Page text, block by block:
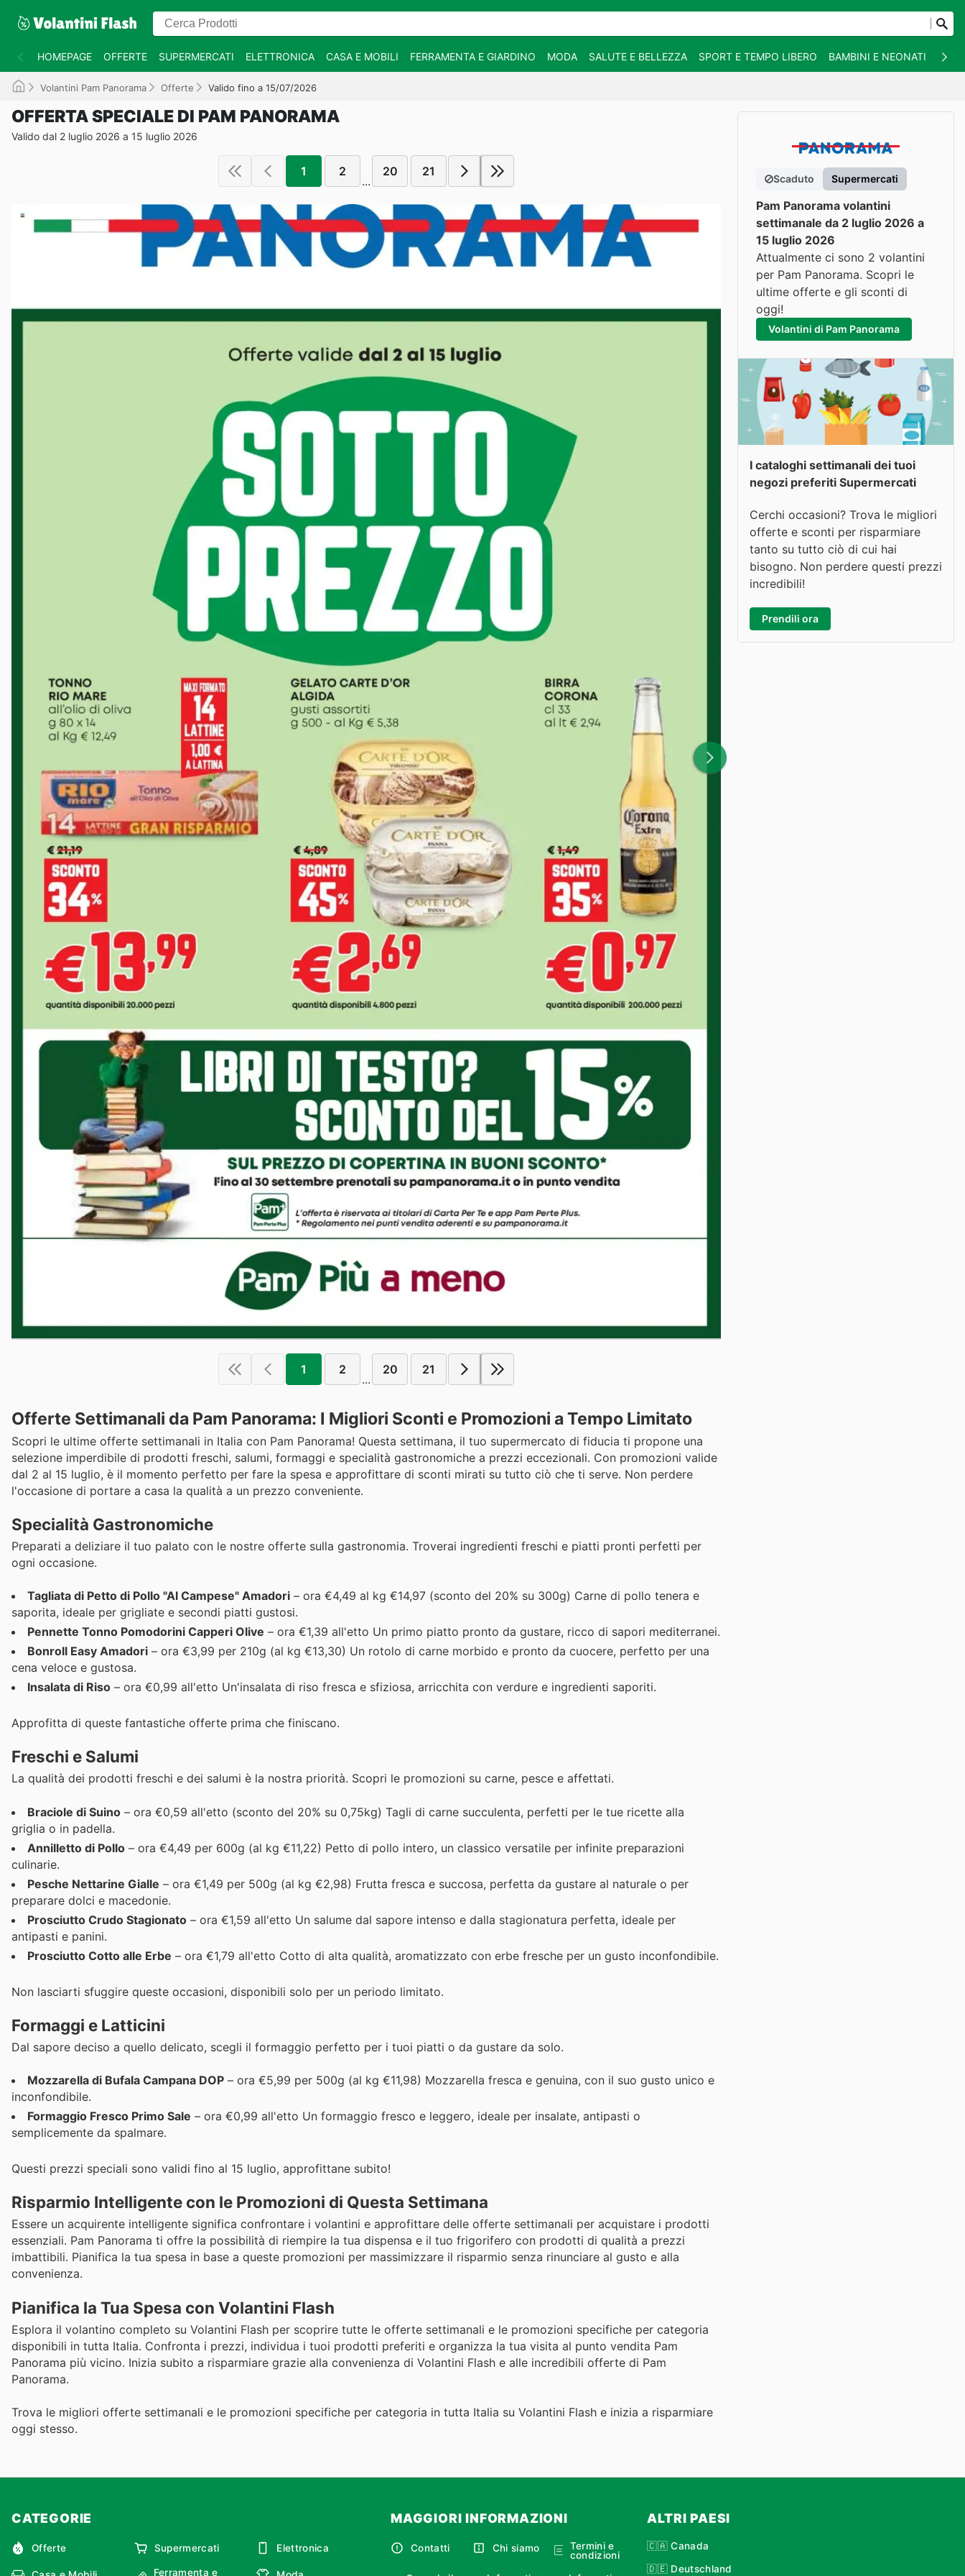
HOMEPAGE OFFERTE SUPERMERCATI ELETTRONICA CASA E MOBILI FERRAMENTA E GIARDINO MODA SALUTE E BELLEZZA SPORT E TEMPO LIBERO BAMBINI E NEONATI
Volantini Pam Panorama Offerte Valido fino a 15/07/2026
OFFERTA SPECIALE DI PAM PANORAMA
Valido dal 2 luglio 2026 a 15 luglio 2026
1 2
...
20 21
1 2
...
20 21
Offerte Settimanali da Pam Panorama: I Migliori Sconti e Promozioni a Tempo Limitato
Scopri le ultime offerte settimanali in Italia con Pam Panorama! Questa settimana, il tuo supermercato di fiducia ti propone una
selezione imperdibile di prodotti freschi, salumi, formaggi e specialità gastronomiche a prezzi eccezionali. Con promozioni valide
dal 2 al 15 luglio, è il momento perfetto per fare la spesa e approfittare di sconti mirati su tutto ciò che ti serve. Non perdere
l'occasione di portare a casa la qualità a un prezzo conveniente.
Specialità Gastronomiche
Preparati a deliziare il tuo palato con le nostre offerte sulla gastronomia. Troverai ingredienti freschi e piatti pronti perfetti per
ogni occasione.
Tagliata di Petto di Pollo "Al Campese" Amadori – ora €4,49 al kg €14,97 (sconto del 20% su 300g) Carne di pollo tenera e
saporita, ideale per grigliate e secondi piatti gustosi.
Pennette Tonno Pomodorini Capperi Olive – ora €1,39 all'etto Un primo piatto pronto da gustare, ricco di sapori mediterranei.
Bonroll Easy Amadori – ora €3,99 per 210g (al kg €13,30) Un rotolo di carne morbido e pronto da cuocere, perfetto per una
cena veloce e gustosa.
Insalata di Riso – ora €0,99 all'etto Un'insalata di riso fresca e sfiziosa, arricchita con verdure e ingredienti saporiti.
Approfitta di queste fantastiche offerte prima che finiscano.
Freschi e Salumi
La qualità dei prodotti freschi e dei salumi è la nostra priorità. Scopri le promozioni su carne, pesce e affettati.
Braciole di Suino – ora €0,59 all'etto (sconto del 20% su 0,75kg) Tagli di carne succulenta, perfetti per le tue ricette alla
griglia o in padella.
Annilletto di Pollo – ora €4,49 per 600g (al kg €11,22) Petto di pollo intero, un classico versatile per infinite preparazioni
culinarie.
Pesche Nettarine Gialle – ora €1,49 per 500g (al kg €2,98) Frutta fresca e succosa, perfetta da gustare al naturale o per
preparare dolci e macedonie.
Prosciutto Crudo Stagionato – ora €1,59 all'etto Un salume dal sapore intenso e dalla stagionatura perfetta, ideale per
antipasti e panini.
Prosciutto Cotto alle Erbe – ora €1,79 all'etto Cotto di alta qualità, aromatizzato con erbe fresche per un gusto inconfondibile.
Non lasciarti sfuggire queste occasioni, disponibili solo per un periodo limitato.
Formaggi e Latticini
Dal sapore deciso a quello delicato, scegli il formaggio perfetto per i tuoi piatti o da gustare da solo.
Mozzarella di Bufala Campana DOP – ora €5,99 per 500g (al kg €11,98) Mozzarella fresca e genuina, con il suo gusto unico e
inconfondibile.
Formaggio Fresco Primo Sale – ora €0,99 all'etto Un formaggio fresco e leggero, ideale per insalate, antipasti o
semplicemente da spalmare.
Questi prezzi speciali sono validi fino al 15 luglio, approfittane subito!
Risparmio Intelligente con le Promozioni di Questa Settimana
Essere un acquirente intelligente significa confrontare i volantini e approfittare delle offerte settimanali per acquistare i prodotti
essenziali. Pam Panorama ti offre la possibilità di riempire la tua dispensa e il tuo frigorifero con prodotti di qualità a prezzi
imbattibili. Pianifica la tua spesa in base a queste promozioni per massimizzare il risparmio senza rinunciare al gusto e alla
convenienza.
Pianifica la Tua Spesa con Volantini Flash
Esplora il volantino completo su Volantini Flash per scoprire tutte le offerte settimanali e le promozioni specifiche per categoria
disponibili in tutta Italia. Confronta i prezzi, individua i tuoi prodotti preferiti e organizza la tua visita al punto vendita Pam
Panorama più vicino. Inizia subito a risparmiare grazie alla convenienza di Volantini Flash e alle incredibili offerte di Pam
Panorama.
Trova le migliori offerte settimanali e le promozioni specifiche per categoria in tutta Italia su Volantini Flash e inizia a risparmiare
oggi stesso.
Scaduto Supermercati
Pam Panorama volantini
settimanale da 2 luglio 2026 a
15 luglio 2026
Attualmente ci sono 2 volantini
per Pam Panorama. Scopri le
ultime offerte e gli sconti di
oggi!
Volantini di Pam Panorama
I cataloghi settimanali dei tuoi
negozi preferiti Supermercati
Cerchi occasioni? Trova le migliori
offerte e sconti per risparmiare
tanto su tutto ciò di cui hai
bisogno. Non perdere questi prezzi
incredibili!
Prendili ora
CATEGORIE
Offerte Supermercati Elettronica
Ferramenta e
MAGGIORI INFORMAZIONI
Contatti Chi siamo
Termini e
condizioni
ALTRI PAESI
🇨🇦 Canada
🇩🇪 Deutschland